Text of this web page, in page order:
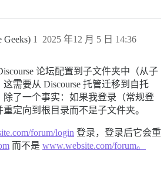
Geeks) 2025 年12 月 5 日 14:36
1
论坛配置到子文件夹中（从子
需要从 Discourse 托管迁移到自托
除了一个事实：如果我登录（常规登
定向到根目录而不是子文件夹。
forum/login 登录，登录后它会重
而不是 www.website.com/forum。